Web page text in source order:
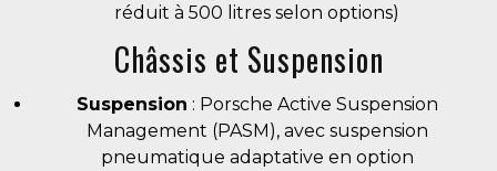
réduit à 500 litres selon options)
Châssis et Suspension
Suspension : Porsche Active Suspension
Management (PASM), avec suspension
pneumatique adaptative en option